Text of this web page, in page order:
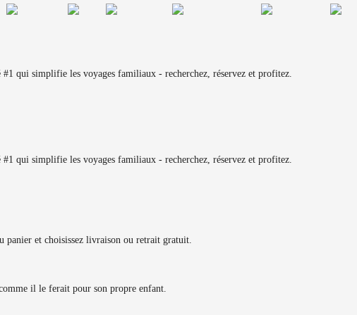
qui simplifie les voyages familiaux - recherchez, réservez et profitez.
qui simplifie les voyages familiaux - recherchez, réservez et profitez.
panier et choisissez livraison ou retrait gratuit.
il le ferait pour son propre enfant.